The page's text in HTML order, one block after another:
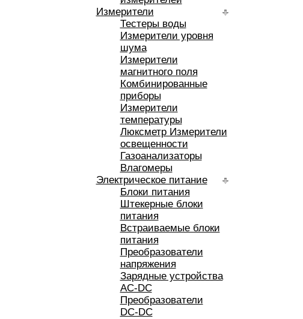
Измерители
Тестеры воды
Измерители уровня
шума
Измерители
магнитного поля
Комбинированные
приборы
Измерители
температуры
Люксметр Измерители
освещенности
Газоанализаторы
Влагомеры
Электрическое питание
Блоки питания
Штекерные блоки
питания
Встраиваемые блоки
питания
Преобразователи
напряжения
Зарядные устройства
AC-DC
Преобразователи
DC-DC